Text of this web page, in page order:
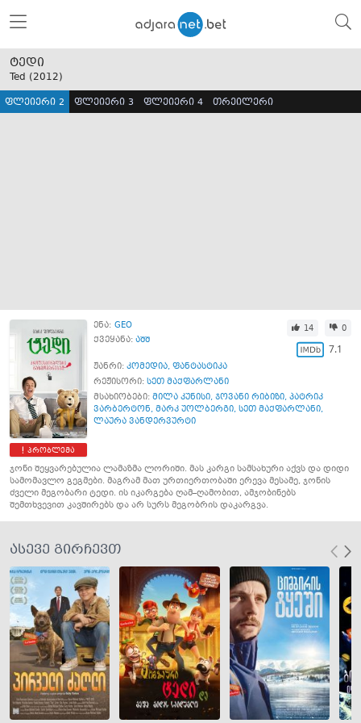
ტედი
Ted (2012)
ფლეიერი 2 ფლეიერი 3 ფლეიერი 4 თრეილერი
პრობლემა
ენა: GEO
ქვეყანა: აშშ
14 0
7.1
ჟანრი: კომედია, ფანტასტიკა
რეჟისორი: სეთ მაქფარლანი
მსახიობები: მილა კუნისი, ჯოვანი რიბიზი, პატრიკ
ვარბერტონ, მარკ უოლბერგი, სეთ მაქფარლანი,
ლაურა ვანდერვურტი
ჯონი შეყვარებულია ლამაზმა ლორიში. მას კარგი სამსახური აქვს და დიდი
სამომავლო გეგმები. მაგრამ მათ ურთიერთობაში ერევა მესამე, ჯონის
ძველი მეგობარი ტედი. ის იკარგება ღამ–ღამობით, ამჯობინებს
შემთხვევით კავშირებს და არ სურს მეგობრის დაკარგვა.
ასევე გირჩევთ